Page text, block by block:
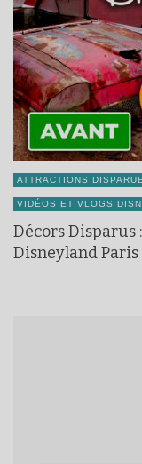
ATTRACTIONS
VIDÉOS ET VLOGS
Décors Disparus
Disneyland Paris